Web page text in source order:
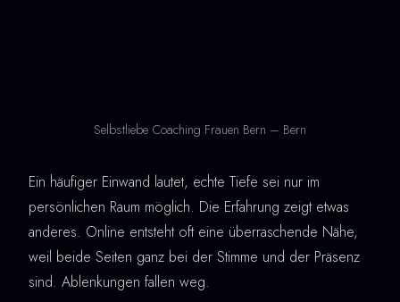
Selbstliebe Coaching Frauen Bern – Bern
Ein häufiger Einwand lautet, echte Tiefe sei nur im
persönlichen Raum möglich. Die Erfahrung zeigt etwas
anderes. Online entsteht oft eine überraschende Nähe,
weil beide Seiten ganz bei der Stimme und der Präsenz
sind. Ablenkungen fallen weg.